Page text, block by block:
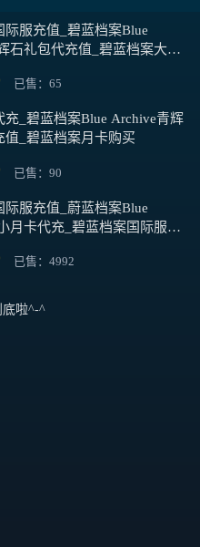
际服充值_碧蓝档案Blue
石礼包代充值_碧蓝档案大小
已售：65
充_碧蓝档案Blue Archive青辉
值_碧蓝档案月卡购买
已售：90
际服充值_蔚蓝档案Blue
月卡代充_碧蓝档案国际服青
已售：4992
啦^-^